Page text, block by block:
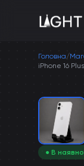
Головна/
iPhone 16
● В